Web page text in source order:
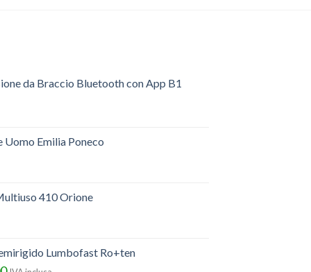
da Braccio Bluetooth con App B1
Emilia Poneco
410 Orione
Lumbofast Ro+ten